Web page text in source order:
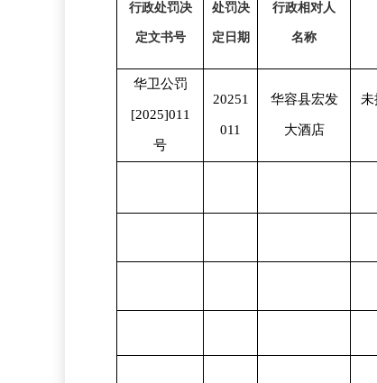
行政处罚决
定文书号
处罚决
定日期
行政相对人
名称
华卫公罚
[2025]011
号
20251
011
华容县宏发
大酒店
未